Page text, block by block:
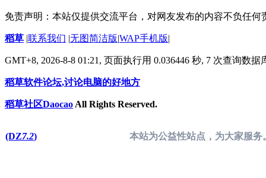
免责声明：本站仅提供交流平台，对网友发布的内容不负任
稻草 |联系我们 |无图简洁版|WAP手机版|
GMT+8, 2026-8-8 01:21, 页面执行用 0.036446 秒, 7 次查询数
稻草软件论坛,讨论电脑的好地方
稻草社区Daocao All Rights Reserved.
(DZ7.2) 本站为公益性站点，为大家服